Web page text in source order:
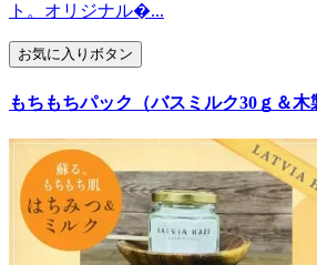
ト。オリジナル�...
お気に入りボタン
もちもちパック（バスミルク30ｇ＆木